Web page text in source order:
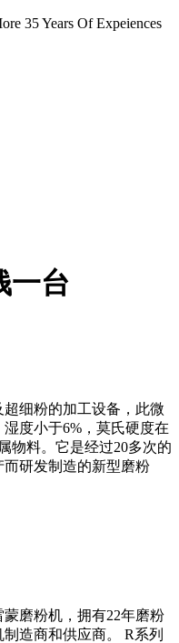
35 Years Of Expeiences
一台
细粉的加工设备，此微
度小于6%，莫氏硬度在
物料。它是经过20多次的
研发制造的新型磨粉
磨粉机，拥有22年磨粉
造商和供应商。 R系列